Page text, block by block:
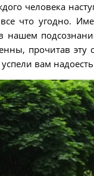
человека
что угодно.
нашем
прочитав
вам